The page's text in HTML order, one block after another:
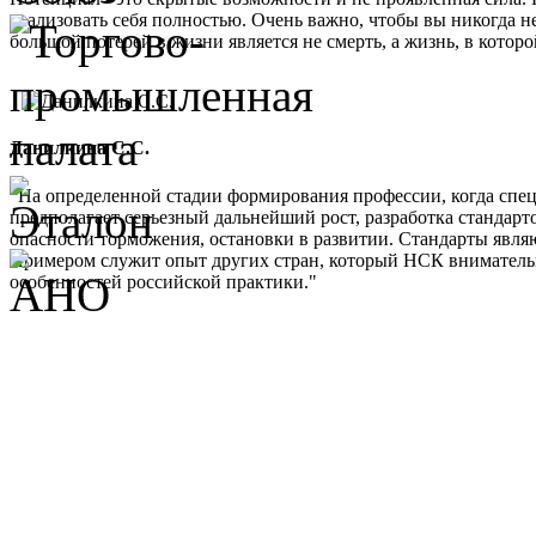
реализовать себя полностью. Очень важно, чтобы вы никогда
большой потерей в жизни является не смерть, а жизнь, в
Данилкина С.С.
"На определенной стадии формирования профессии, когда
предполагает серьезный дальнейший рост, разработка
опасности торможения, остановки в развитии. Стандарты
Примером служит опыт других стран, который НСК
особенностей российской практики."